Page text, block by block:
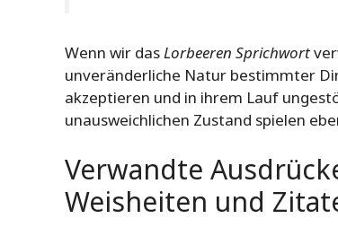
Wenn wir dasLorbeeren Sprichwort
unveränderliche Natur bestimmter
akzeptieren und in ihrem Lauf
unausweichlichen Zustand spielen
Verwandte
Weisheiten und